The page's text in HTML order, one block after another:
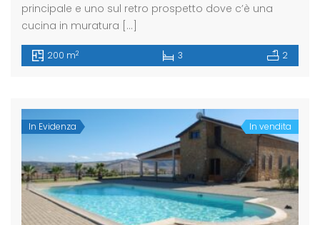
principale e uno sul retro prospetto dove c’è una
cucina in muratura […]
200 m2 3 2
In Evidenza In vendita